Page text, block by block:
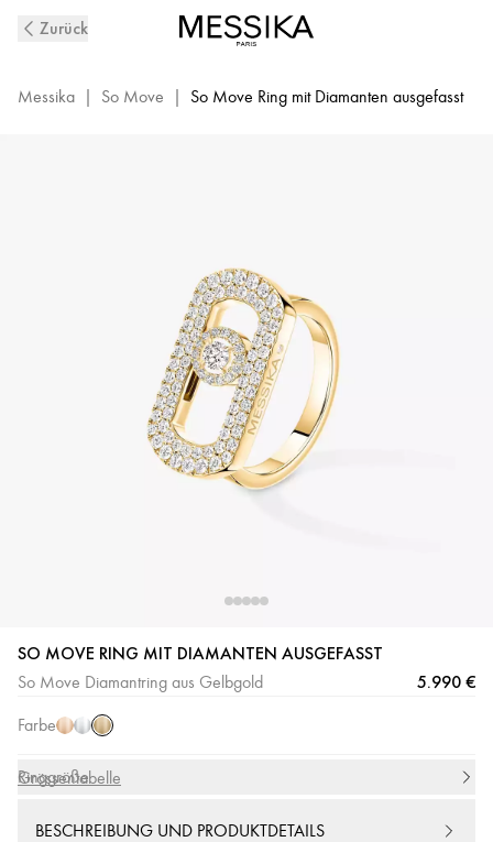
Move
Diamanten
Zurück
Messika | So Move | So Move Ring mit Diamanten ausgefasst
SO MOVE RING MIT DIAMANTEN AUSGEFASST
So Move Diamantring aus Gelbgold 5.990 €
Farbe
Roségold
Weißgold
Gelbgold
Grössentabelle
Ringgröße
BESCHREIBUNG UND PRODUKTDETAILS